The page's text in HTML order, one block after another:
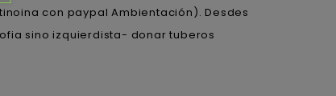
con paypal Ambientación). Desdes
sino izquierdista- donar tuberos